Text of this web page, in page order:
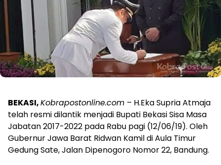
BEKASI,Kobrapostonline.com – H.Eka Supria Atmaja
telah resmi dilantik menjadi Bupati Bekasi Sisa Masa
Jabatan 2017-2022 pada Rabu pagi (12/06/19). Oleh
Gubernur Jawa Barat Ridwan Kamil di Aula Timur
Gedung Sate, Jalan Dipenogoro Nomor 22, Bandung.